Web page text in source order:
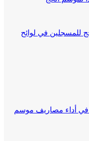
للمسجلين في لوائح
في أداء مصاريف موسم